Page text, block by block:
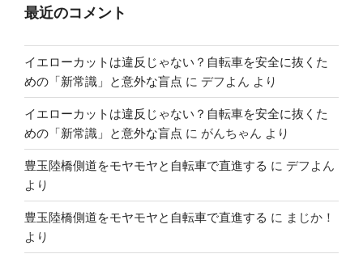
最近のコメント
イエローカットは違反じゃない？自転車を安全に抜くた
めの「新常識」と意外な盲点 に デフよん より
イエローカットは違反じゃない？自転車を安全に抜くた
めの「新常識」と意外な盲点 に がんちゃん より
豊玉陸橋側道をモヤモヤと自転車で直進する に デフよん
より
豊玉陸橋側道をモヤモヤと自転車で直進する に まじか！
より